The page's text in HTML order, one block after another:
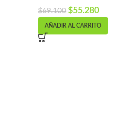
$69.100 $55.280
AÑADIR AL CARRITO